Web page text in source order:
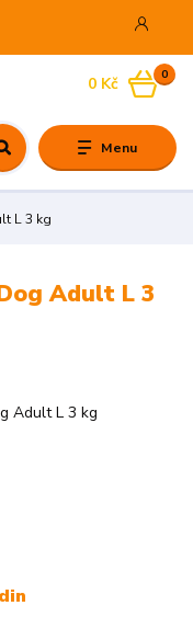
Menu
0
0 Kč
L 3 kg
Adult L 3